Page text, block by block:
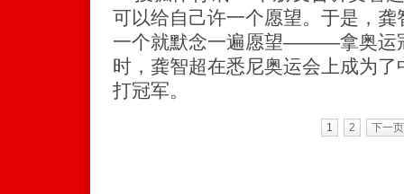
可以给自己许一个愿望。于是，
一个就默念一遍愿望———拿奥运
时，龚智超在悉尼奥运会上成为
打冠军。
1 2 下一页